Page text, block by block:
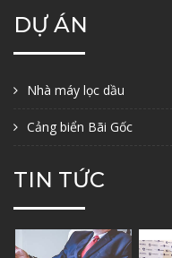
DỰ ÁN
Nhà máy lọc dầu
Cảng biển Bãi Gốc
TIN TỨC